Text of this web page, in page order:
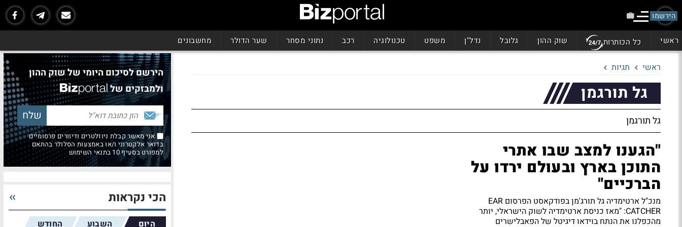
הירשמו
ראשי כל הכותרות שוק ההון גלובל נדל"ן משפט טכנולוגיה רכב נתוני מסחר שער הדולר מחשבונים
ראשי תגיות
גל תורגמן
גל תורגמן
"הגענו למצב שבו אתרי
התוכן בארץ ובעולם ירדו על
הברכיים"
מנכ"ל ארטימדיה גל תורג'מן בפודקאסט הפרסום EAR
CATCHER: "מאז כניסת ארטימדיה לשוק הישראלי, יותר
מהכפלנו את הנתח בוידאו דיגיטל של הפאבלישרים
הירשם לסיכום היומי של שוק ההון
ולמבזקים של
אני מאשר קבלת ניוזלטרים ודיוורים פרסומיים
בדואר אלקטרוני ו/או באמצעות הסלולר בהתאם
למפורט בסעיף 10 בתנאי השימוש
הכי נקראות
היום השבוע החודש